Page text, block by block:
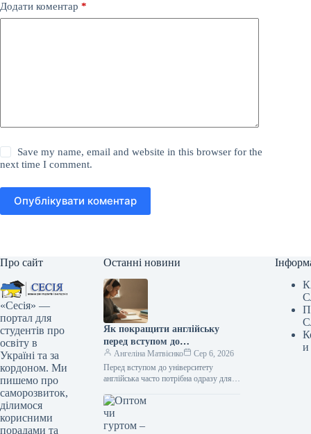
Додати коментар *
Save my name, email and website in this browser for the
next time I comment.
Опублікувати коментар
Про сайт
«Сесія» —
портал для
студентів про
освіту в
Україні та за
кордоном. Ми
пишемо про
саморозвиток,
ділимося
корисними
порадами та
Останні новини
Як покращити англійську
перед вступом до
університету: реалістичний
план підготовки
Ангеліна Матвієнко
Сер 6, 2026
Перед вступом до університету
англійська часто потрібна одразу для
джерела, слухати лекції й
висловлювати думки…
и